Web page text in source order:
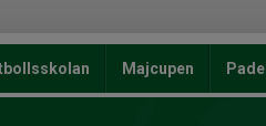
Majcupen Padel